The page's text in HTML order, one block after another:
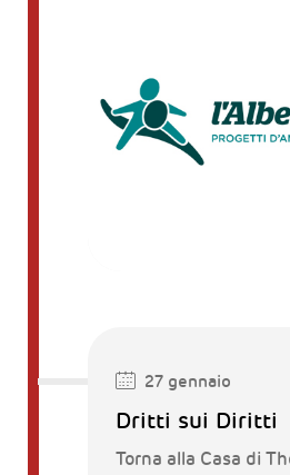
27 gennaio
Dritti sui Diritti
Torna alla Casa di